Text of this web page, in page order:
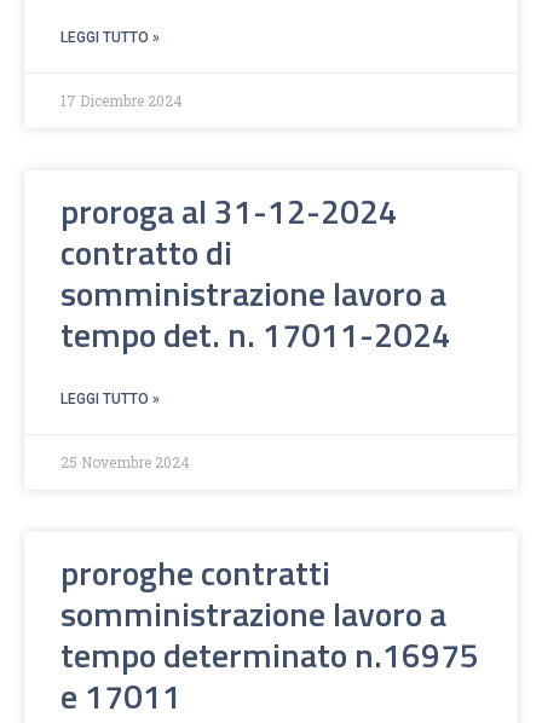
LEGGI TUTTO »
17 Dicembre 2024
proroga al 31-12-2024
contratto di
somministrazione lavoro a
tempo det. n. 17011-2024
LEGGI TUTTO »
25 Novembre 2024
proroghe contratti
somministrazione lavoro a
tempo determinato n.16975
e 17011